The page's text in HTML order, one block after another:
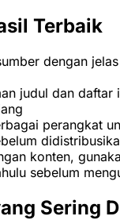
Terbaik
dengan
judul dan daftar
perangkat
konten,
sebelum
Sering